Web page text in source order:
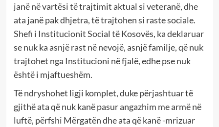
janë në vartësi të trajtimit aktual si veteranë, dhe
ata janë pak dhjetra, të trajtohen si raste sociale.
Shefi i Institucionit Social të Kosovës, ka deklaruar
se nuk ka asnjë rast në nevojë, asnjë familje, që nuk
trajtohet nga Institucioni në fjalë, edhe pse nuk
është i mjaftueshëm.
Të ndryshohet ligji komplet, duke përjashtuar të
gjithë ata që nuk kanë pasur angazhim me armë në
luftë, përfshi Mërgatën dhe ata që kanë -mrizuar